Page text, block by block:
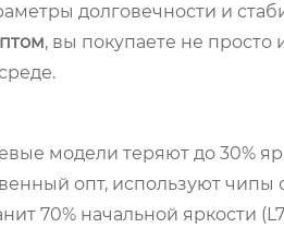
долговечности и
, вы покупаете не просто
модели теряют до 30%
опт, используют чипы
70% начальной яркости